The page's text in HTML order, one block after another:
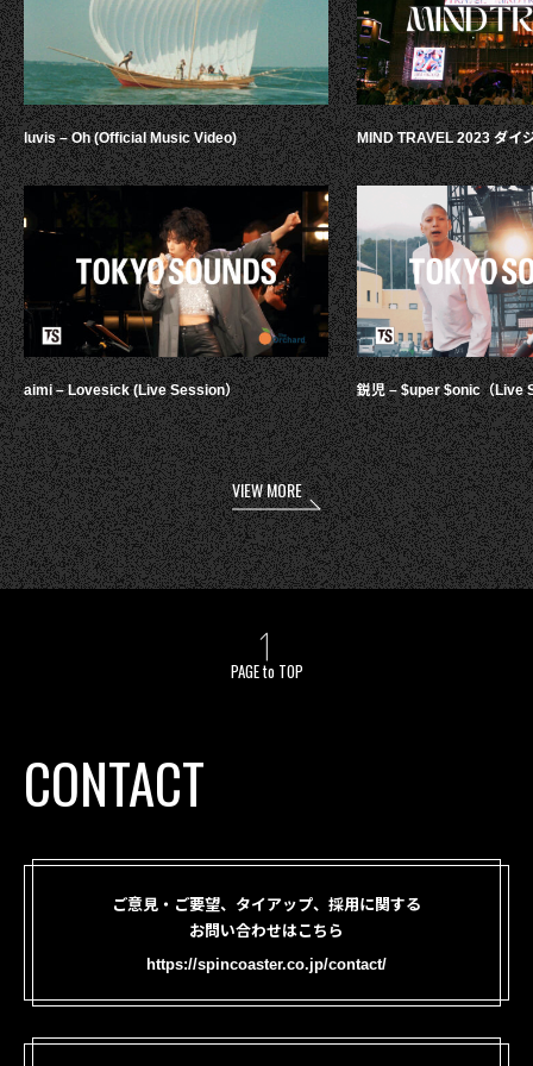
luvis – Oh (Official Music Video)
aimi – Lovesick (Live Session）
MIND TRAVEL 2023 ダイ
鋭児 – $uper $onic（Live
VIEW MORE
PAGE to TOP
CONTACT
ご意見・ご要望、タイアップ、採用に関する
お問い合わせはこちら
https://spincoaster.co.jp/contact/